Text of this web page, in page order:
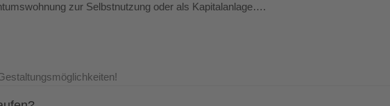
zur Selbstnutzung oder als Kapitalanlage….